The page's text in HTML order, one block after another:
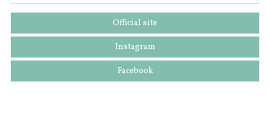
Official site
Instagram
Facebook